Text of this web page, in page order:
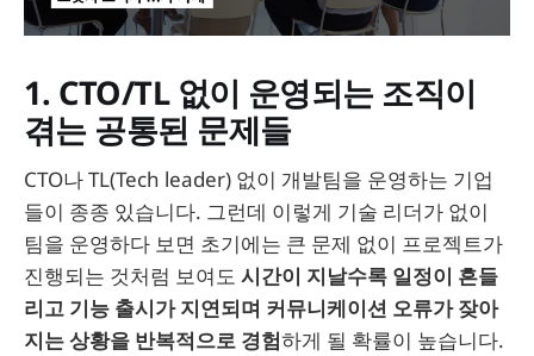
1. CTO/TL 없이 운영되는 조직이
겪는 공통된 문제들
CTO나 TL(Tech leader) 없이 개발팀을 운영하는 기업
들이 종종 있습니다. 그런데 이렇게 기술 리더가 없이
팀을 운영하다 보면 초기에는 큰 문제 없이 프로젝트가
진행되는 것처럼 보여도 시간이 지날수록 일정이 흔들
리고 기능 출시가 지연되며 커뮤니케이션 오류가 잦아
지는 상황을 반복적으로 경험하게 될 확률이 높습니다.